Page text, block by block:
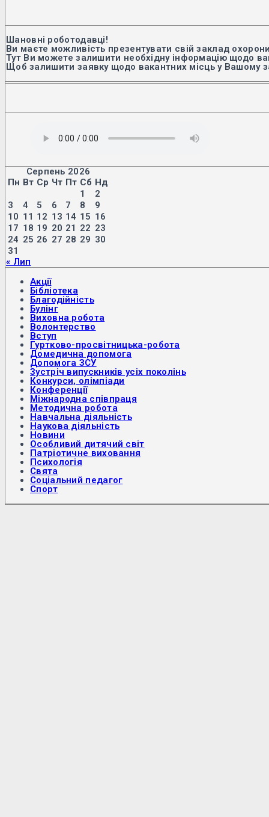
Шановні роботодавці!
Ви маєте можливість презентувати свій заклад
Тут Ви можете залишити необхідну інформацію щодо
Щоб залишити заявку щодо вакантних місць у Вашому
Серпень 2026
Пн Вт Ср Чт Пт Сб Нд
1
2
3
4 5 6 7 8
9
10 11 12 13 14 15 16
17 18 19 20 21 22 23
24 25 26 27 28 29 30
31
« Лип
Акції
Бібліотека
Благодійність
Булінг
Виховна робота
Волонтерство
Вступ
Гуртково-просвітницька-робота
Домедична допомога
Допомога ЗСУ
Зустріч випускників усіх поколінь
Конкурси, олімпіади
Конференції
Міжнародна співпраця
Методична робота
Навчальна діяльність
Наукова діяльність
Новини
Особливий дитячий світ
Патріотичне виховання
Психологія
Свята
Соціальний педагог
Спорт